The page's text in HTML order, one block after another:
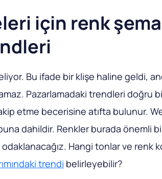
için renk
Bu ifade bir klişe haline geldi,
Pazarlamadaki trendleri doğru
etme becerisine atıfta bulunur.
dahildir. Renkler burada önemli
Hangi tonlar ve renk
trendi belirleyebilir?